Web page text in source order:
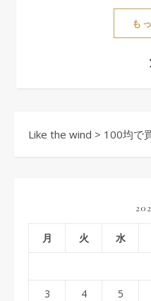
も
Like the wind > 100均で
月 火 水
3 4 5